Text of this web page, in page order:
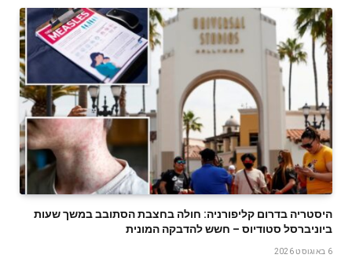
היסטריה בדרום קליפורניה: חולה בחצבת הסתובב במשך שעות
ביוניברסל סטודיוס – חשש להדבקה המונית
6 באוגוסט 2026